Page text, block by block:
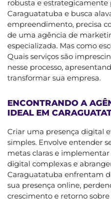
robusta e estrategicamente
Caraguatatuba e busca
empreendimento, precisa
de uma agência de
especializada. Mas como
Quais serviços são
nesse processo,
transformar sua empresa.
ENCONTRANDO A
IDEAL EM
Criar uma presença digital
simples. Envolve entender
metas claras e
digital complexas e
Caraguatatuba enfrentam
sua presença online,
crescimento e retorno